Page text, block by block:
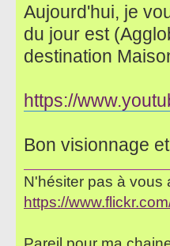
Aujourd'hui, je
du jour est
destination
https://
Bon visionnage
N'hésiter pas à vous
https://